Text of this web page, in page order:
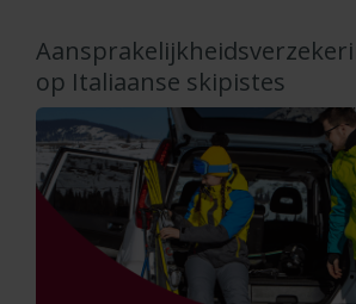
op Italiaanse skipistes